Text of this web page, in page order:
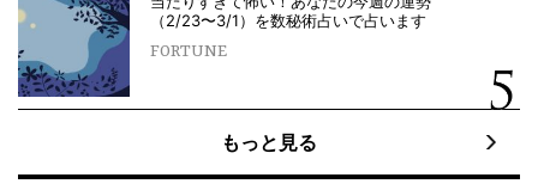
（2/23〜3/1）を数秘術占いで占います
FORTUNE
もっと見る